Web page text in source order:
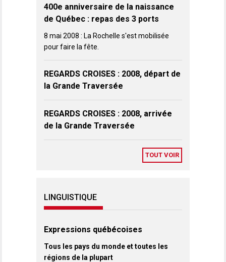
400e anniversaire de la naissance
de Québec : repas des 3 ports
8 mai 2008 : La Rochelle s'est mobilisée
pour faire la fête.
REGARDS CROISES : 2008, départ de
la Grande Traversée
REGARDS CROISES : 2008, arrivée
de la Grande Traversée
TOUT VOIR
LINGUISTIQUE
Expressions québécoises
Tous les pays du monde et toutes les
régions de la plupart